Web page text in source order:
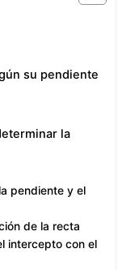
su pendiente
la
pendiente y el
de la recta
intercepto con el